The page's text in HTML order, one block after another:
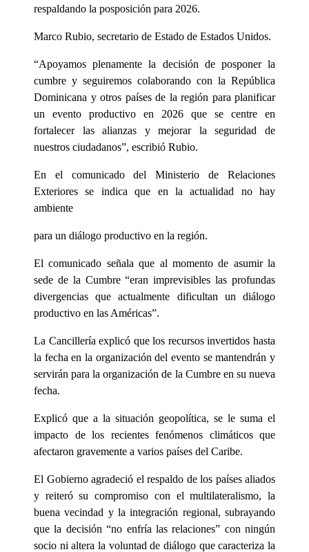
respaldando la posposición para 2026.
Marco Rubio, secretario de Estado de Estados Unidos.
“Apoyamos plenamente la decisión de posponer la
cumbre y seguiremos colaborando con la República
Dominicana y otros países de la región para planificar
un evento productivo en 2026 que se centre en
fortalecer las alianzas y mejorar la seguridad de
nuestros ciudadanos”, escribió Rubio.
En el comunicado del Ministerio de Relaciones
Exteriores se indica que en la actualidad no hay
ambiente
para un diálogo productivo en la región.
El comunicado señala que al momento de asumir la
sede de la Cumbre “eran imprevisibles las profundas
divergencias que actualmente dificultan un diálogo
productivo en las Américas”.
La Cancillería explicó que los recursos invertidos hasta
la fecha en la organización del evento se mantendrán y
servirán para la organización de la Cumbre en su nueva
fecha.
Explicó que a la situación geopolítica, se le suma el
impacto de los recientes fenómenos climáticos que
afectaron gravemente a varios países del Caribe.
El Gobierno agradeció el respaldo de los países aliados
y reiteró su compromiso con el multilateralismo, la
buena vecindad y la integración regional, subrayando
que la decisión “no enfría las relaciones” con ningún
socio ni altera la voluntad de diálogo que caracteriza la